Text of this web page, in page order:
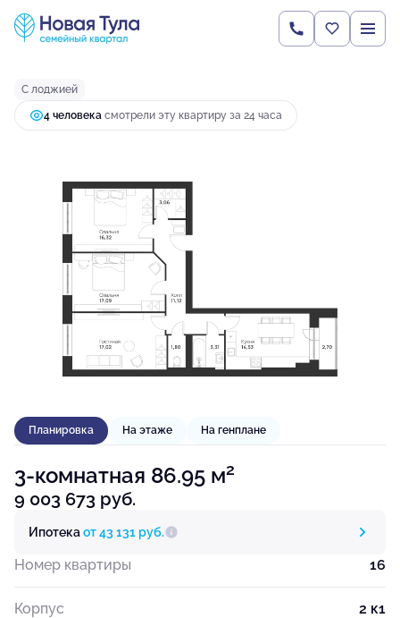
3-комнатная86.95 м 9 003 673 руб.
Ипотекаот 43 131 руб.
С лоджией
4 человекa смотрели эту квартиру за 24 часа
Планировка На этаже На генплане
3-комнатная 86.95 м2
9 003 673 руб.
Ипотекаот 43 131 руб.
Номер квартиры 16
Корпус 2 к1